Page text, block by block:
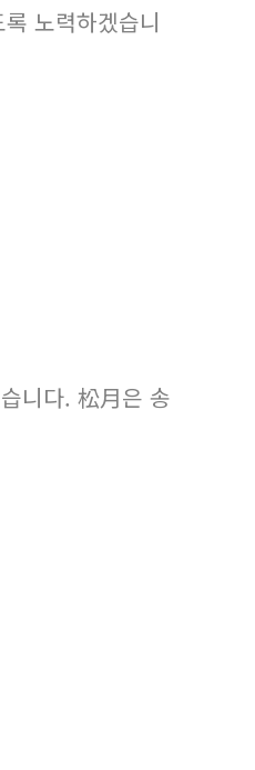
노력하겠습니
니다. 松月은 송